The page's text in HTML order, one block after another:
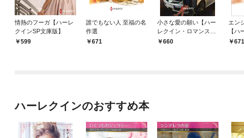
情熱のフーガ【ハーレ
クインSP文庫版】
599
誰でもない人 至福の名
作選
671
小さな愛の願い【ハー
レクイン・ロマンス
版】660
エン
【ハ
ージ671
ハーレクインのおすすめ本